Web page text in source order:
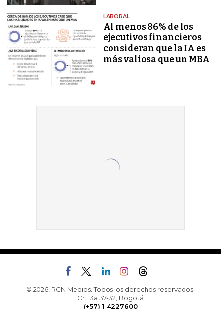
LABORAL
Al menos 86% de los
ejecutivos financieros
consideran que la IA es
más valiosa que un MBA
© 2026, RCN Medios. Todos los derechos reservados.
Cr. 13a 37-32, Bogotá
(+57) 1 4227600